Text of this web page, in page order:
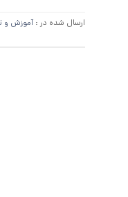
ارسال شده در : آموزش و